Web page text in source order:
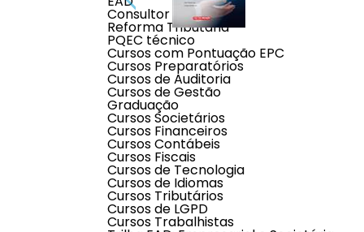
Consultor Contábil
Reforma Tributária
PQEC técnico
Cursos com Pontuação EPC
Cursos Preparatórios
Cursos de Auditoria
Cursos de Gestão
Graduação
Cursos Societários
Cursos Financeiros
Cursos Contábeis
Cursos Fiscais
Cursos de Tecnologia
Cursos de Idiomas
Cursos Tributários
Cursos de LGPD
Cursos Trabalhistas
Descrição do produto
Curso Pontuado no CFC:
AUD 4 | PERITO 4 | PROGP 4 | PRORT 4
Público-alvo:
Gestores de Empresas dos Serviços Contábeis,
Objetivo do curso:
Formar profissionais para práticas de Precificação
Precificação para o processo de tomada de